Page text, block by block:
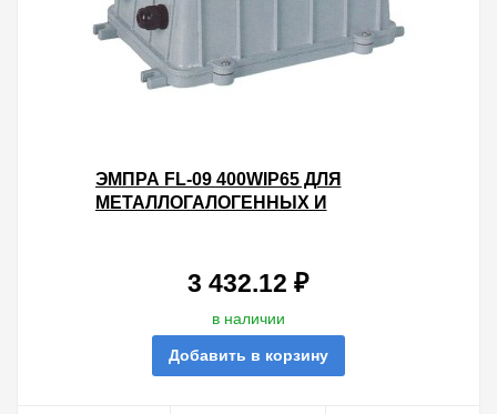
ЭМПРА FL-09 400WIP65 ДЛЯ
МЕТАЛЛОГАЛОГЕННЫХ И
3 432.12 ₽
в наличии
Добавить в корзину